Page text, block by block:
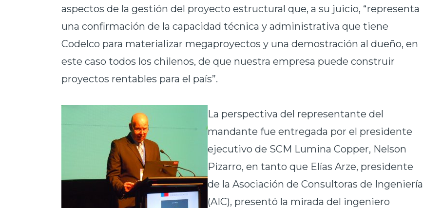
aspectos de la gestión del proyecto estructural que, a su juicio, “representa
una confirmación de la capacidad técnica y administrativa que tiene
Codelco para materializar megaproyectos y una demostración al dueño, en
este caso todos los chilenos, de que nuestra empresa puede construir
proyectos rentables para el país”.
La perspectiva del representante del
mandante fue entregada por el presidente
ejecutivo de SCM Lumina Copper, Nelson
Pizarro, en tanto que Elías Arze, presidente
de la Asociación de Consultoras de Ingeniería
(AIC), presentó la mirada del ingeniero